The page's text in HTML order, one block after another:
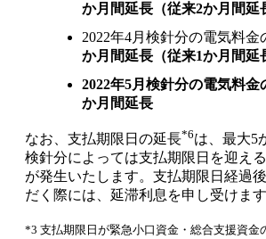
か月間延長（従来2か月間延
2022年4月検針分の電気料金
か月間延長（従来1か月間延
2022年5月検針分の電気料金
か月間延長
なお、支払期限日の延長*6は、最大5
検針分によっては支払期限日を迎え
が発生いたします。支払期限日経過
だく際には、延滞利息を申し受けます
*3 支払期限日が緊急小口資金・総合支援資金